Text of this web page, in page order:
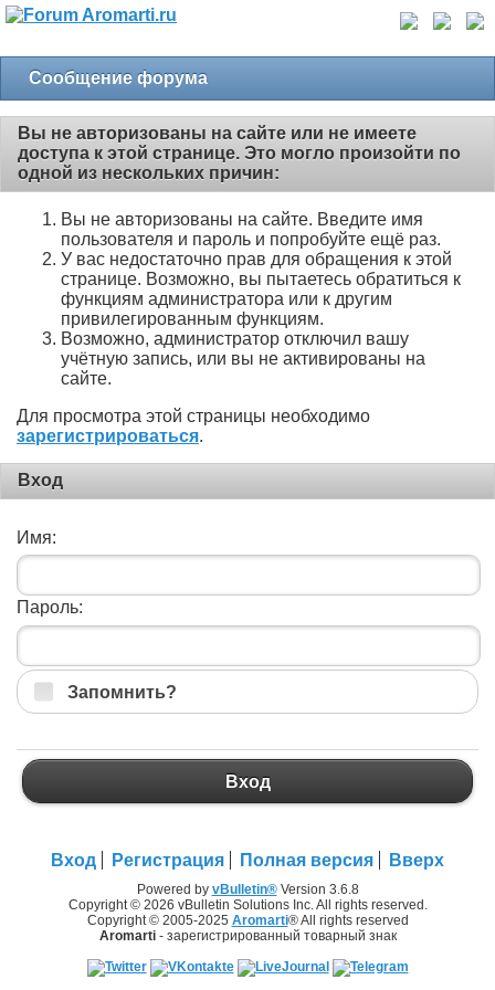
Сообщение форума
Вы не авторизованы на сайте или не имеете
доступа к этой странице. Это могло произойти по
одной из нескольких причин:
Вы не авторизованы на сайте. Введите имя
пользователя и пароль и попробуйте ещё раз.
У вас недостаточно прав для обращения к этой
странице. Возможно, вы пытаетесь обратиться к
функциям администратора или к другим
привилегированным функциям.
Возможно, администратор отключил вашу
учётную запись, или вы не активированы на
сайте.
Для просмотра этой страницы необходимо
зарегистрироваться.
Вход
Имя:
Пароль:
Запомнить?
Вход
Вход Регистрация Полная версия Вверх
Powered by vBulletin®Version 3.6.8
Copyright © 2026 vBulletin Solutions Inc. All rights reserved.
Copyright © 2005-2025 Aromarti® All rights reserved
Aromarti- зарегистрированный товарный знак